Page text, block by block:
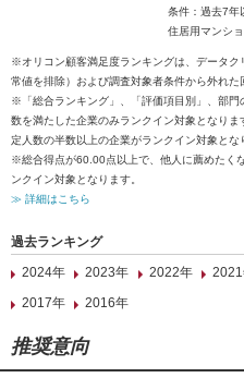
条件：過去7年
住居用マンシ
※オリコン顧客満足度ランキングは、データ
常値を排除）および調査対象者条件から外れた
※「総合ランキング」、「評価項目別」、部門
数を満たした企業のみランクイン対象となり
定人数の半数以上の企業がランクイン対象とな
※総合得点が60.00点以上で、他人に薦めたく
ンクイン対象となります。
≫ 詳細はこちら
過去ランキング
2024年
2023年 2022年
2017年
2016年
推奨意向